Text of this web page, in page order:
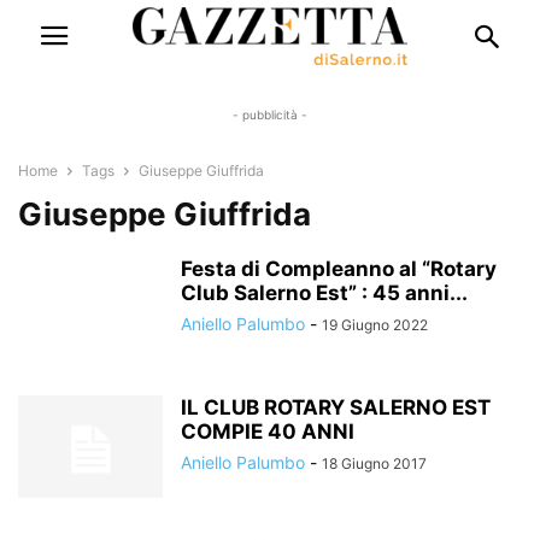
- pubblicità -
Home Tags Giuseppe Giuffrida
Giuseppe Giuffrida
Festa di Compleanno al “Rotary
Club Salerno Est” : 45 anni...
Aniello Palumbo - 19 Giugno 2022
IL CLUB ROTARY SALERNO EST
COMPIE 40 ANNI
Aniello Palumbo - 18 Giugno 2017